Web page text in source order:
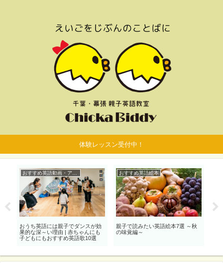
体験レッスン受付中！
おうち英語には親子でダンスが効
果的な深～い理由 | 赤ちゃんにも
子どもにもおすすめ英語歌10選
おすすめ英語絵本
親子で読みたい英語絵本7選 ～秋
の味覚編～